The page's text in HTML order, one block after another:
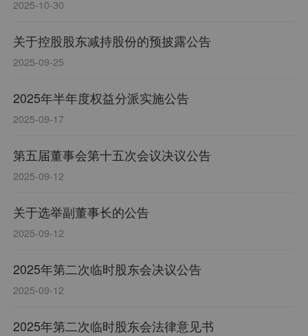
2025-10-30
关于控股股东减持股份的预披露公告
2025-09-25
2025年半年度权益分派实施公告
2025-09-17
第五届董事会第十五次会议决议公告
2025-09-12
关于选举副董事长的公告
2025-09-12
2025年第二次临时股东会决议公告
2025-09-12
2025年第二次临时股东会法律意见书